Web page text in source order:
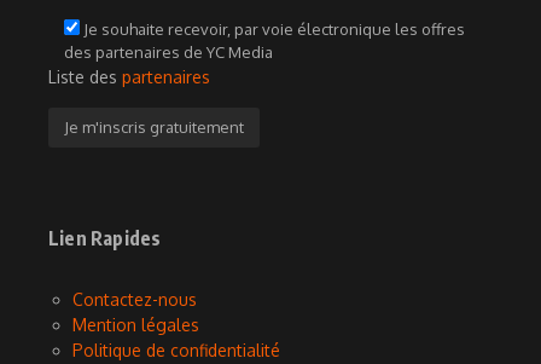
Je souhaite recevoir, par voie électronique les offres
des partenaires de YC Media
Liste des partenaires
Lien Rapides
Contactez-nous
Mention légales
Politique de confidentialité